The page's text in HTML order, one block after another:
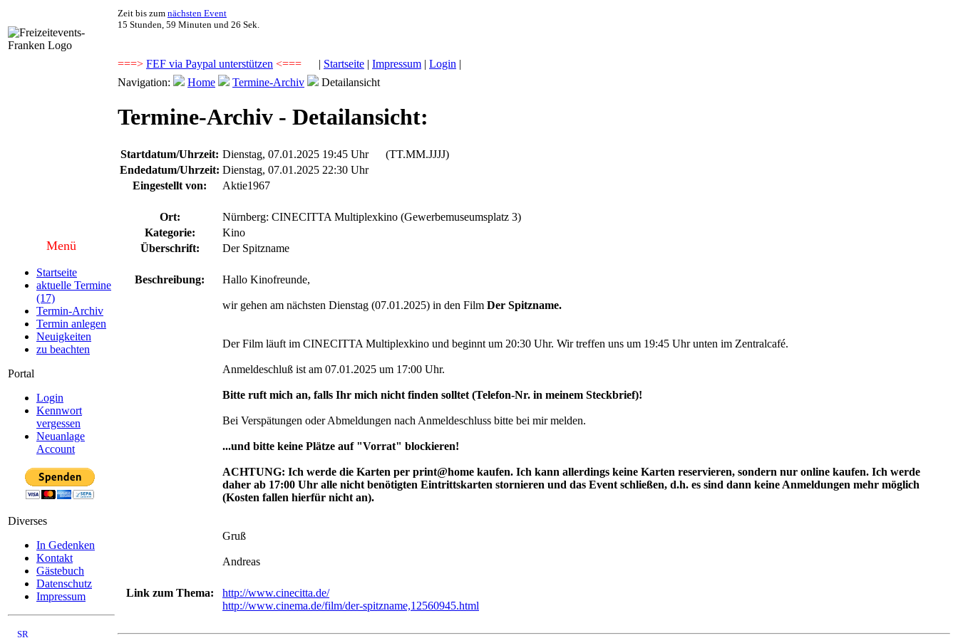
Zeit bis zum nächsten Event
15 Stunden, 59 Minuten und 26 Sek.
===> FEF via Paypal unterstützen <=== | Startseite | Impressum | Login |
Menü
Startseite
aktuelle Termine
(17)
Termin-Archiv
Termin anlegen
Neuigkeiten
zu beachten
Portal
Login
Kennwort
vergessen
Neuanlage
Account
Diverses
In Gedenken
Kontakt
Gästebuch
Datenschutz
Impressum
SR
Navigation: Home Termine-Archiv Detailansicht
Termine-Archiv - Detailansicht:
Startdatum/Uhrzeit: Dienstag, 07.01.2025 19:45 Uhr
(TT.MM.JJJJ)
Endedatum/Uhrzeit: Dienstag, 07.01.2025 22:30 Uhr
Eingestellt von:
Aktie1967
Ort:
Nürnberg: CINECITTA Multiplexkino (Gewerbemuseumsplatz 3)
Kategorie:
Kino
Überschrift:
Der Spitzname
Beschreibung: Hallo Kinofreunde,
wir gehen am nächsten Dienstag (07.01.2025) in den Film Der Spitzname.
Der Film läuft im CINECITTA Multiplexkino und beginnt um 20:30 Uhr. Wir treffen uns um 19:45 Uhr unten im Zentralcafé.
Anmeldeschluß ist am 07.01.2025 um 17:00 Uhr.
Bitte ruft mich an, falls Ihr mich nicht finden solltet (Telefon-Nr. in meinem Steckbrief)!
Bei Verspätungen oder Abmeldungen nach Anmeldeschluss bitte bei mir melden.
...und bitte keine Plätze auf "Vorrat" blockieren!
ACHTUNG: Ich werde die Karten per print@home kaufen. Ich kann allerdings keine Karten reservieren, sondern nur online kaufen. Ich werde
daher ab 17:00 Uhr alle nicht benötigten Eintrittskarten stornieren und das Event schließen, d.h. es sind dann keine Anmeldungen mehr möglich
(Kosten fallen hierfür nicht an).
Gruß
Andreas
Link zum Thema:
http://www.cinecitta.de/
http://www.cinema.de/film/der-spitzname,12560945.html